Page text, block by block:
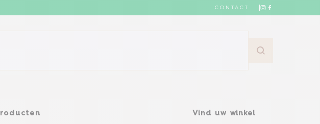
CONTACT
Vind uw winkel
Vind uw winkel